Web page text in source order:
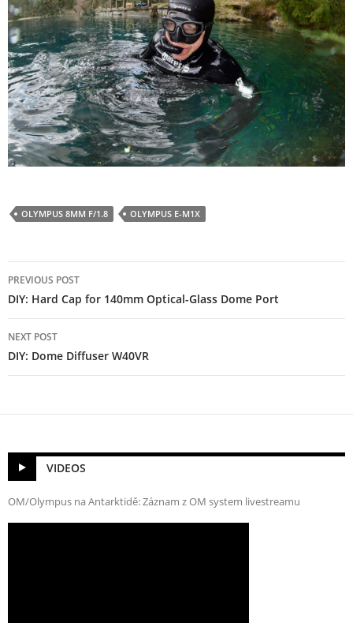
OLYMPUS 8MM F/1.8 OLYMPUS E-M1X
navigation
PREVIOUS POST
DIY: Hard Cap for 140mm Optical-Glass Dome Port
NEXT POST
DIY: Dome Diffuser W40VR
VIDEOS
OM/Olympus na Antarktidě: Záznam z OM system livestreamu